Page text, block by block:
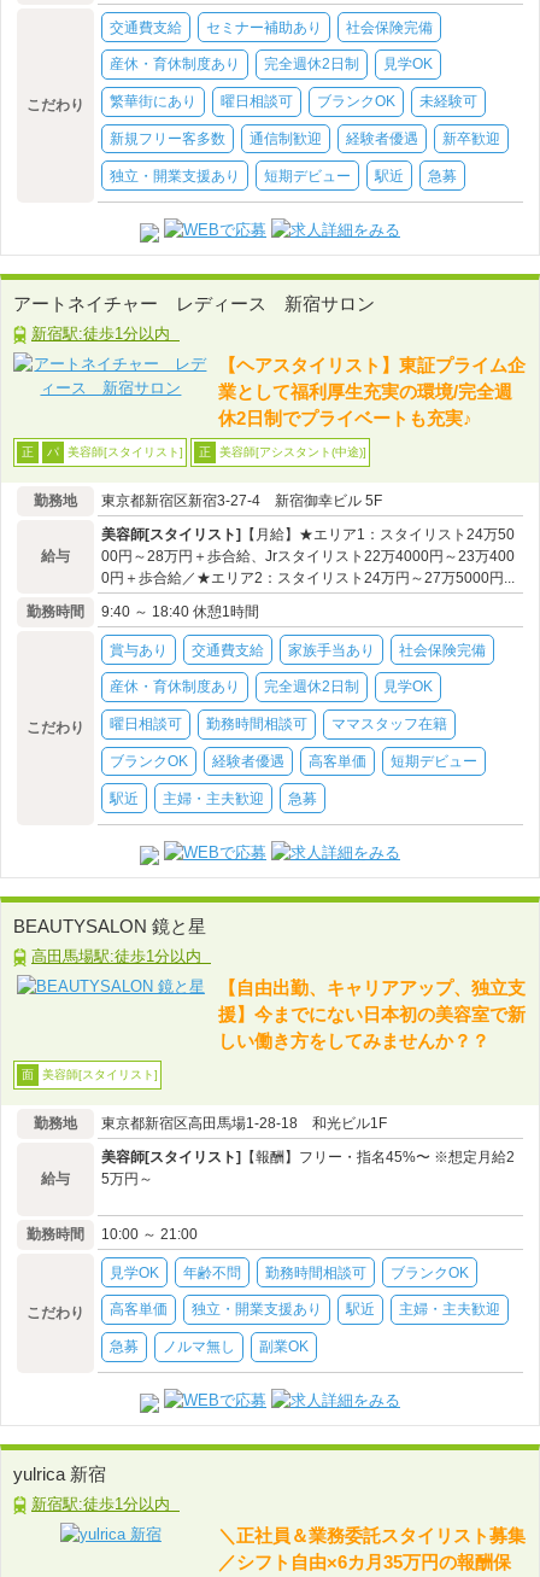
こだわり
交通費支給 セミナー補助あり 社会保険完備
産休・育休制度あり 完全週休2日制 見学OK
繁華街にあり 曜日相談可 ブランクOK 未経験可
新規フリー客多数 通信制歓迎 経験者優遇 新卒歓迎
独立・開業支援あり 短期デビュー 駅近 急募
アートネイチャー レディース 新宿サロン
新宿駅:徒歩1分以内
【ヘアスタイリスト】東証プライム企
業として福利厚生充実の環境/完全週
休2日制でプライベートも充実♪
正 パ 美容師[スタイリスト] 正 美容師[アシスタント(中途)]
勤務地 東京都新宿区新宿3-27-4 新宿御幸ビル 5F
給与
美容師[スタイリスト]
【月給】★エリア1：スタイリスト24万50
00円～28万円＋歩合給、Jrスタイリスト22万4000円～23万400
0円＋歩合給／★エリア2：スタイリスト24万円～27万5000円...
勤務時間
9:40 ～ 18:40 休憩1時間
こだわり
賞与あり 交通費支給 家族手当あり 社会保険完備
産休・育休制度あり 完全週休2日制 見学OK
曜日相談可 勤務時間相談可 ママスタッフ在籍
ブランクOK 経験者優遇 高客単価 短期デビュー
駅近 主婦・主夫歓迎 急募
BEAUTYSALON 鏡と星
高田馬場駅:徒歩1分以内
【自由出勤、キャリアアップ、独立支
援】今までにない日本初の美容室で新
しい働き方をしてみませんか？？
面 美容師[スタイリスト]
勤務地 東京都新宿区高田馬場1-28-18 和光ビル1F
給与
美容師[スタイリスト]
【報酬】フリー・指名45%〜 ※想定月給2
5万円～
勤務時間 10:00 ～ 21:00
こだわり
見学OK 年齢不問 勤務時間相談可 ブランクOK
高客単価 独立・開業支援あり 駅近 主婦・主夫歓迎
急募 ノルマ無し 副業OK
yulrica 新宿
新宿駅:徒歩1分以内
＼正社員＆業務委託スタイリスト募集
／シフト自由×6カ月35万円の報酬保